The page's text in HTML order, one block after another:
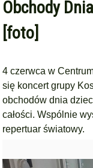
Obchody
[foto]
4 czerwca w
się koncert grupy
obchodów dnia
całości. Wspólnie
repertuar światowy.